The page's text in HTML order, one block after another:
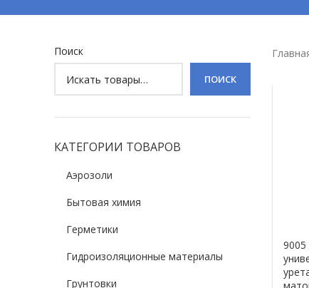
Поиск
ПОИСК
КАТЕГОРИИ ТОВАРОВ
Аэрозоли
Бытовая химия
Герметики
Гидроизоляционные материалы
Грунтовки